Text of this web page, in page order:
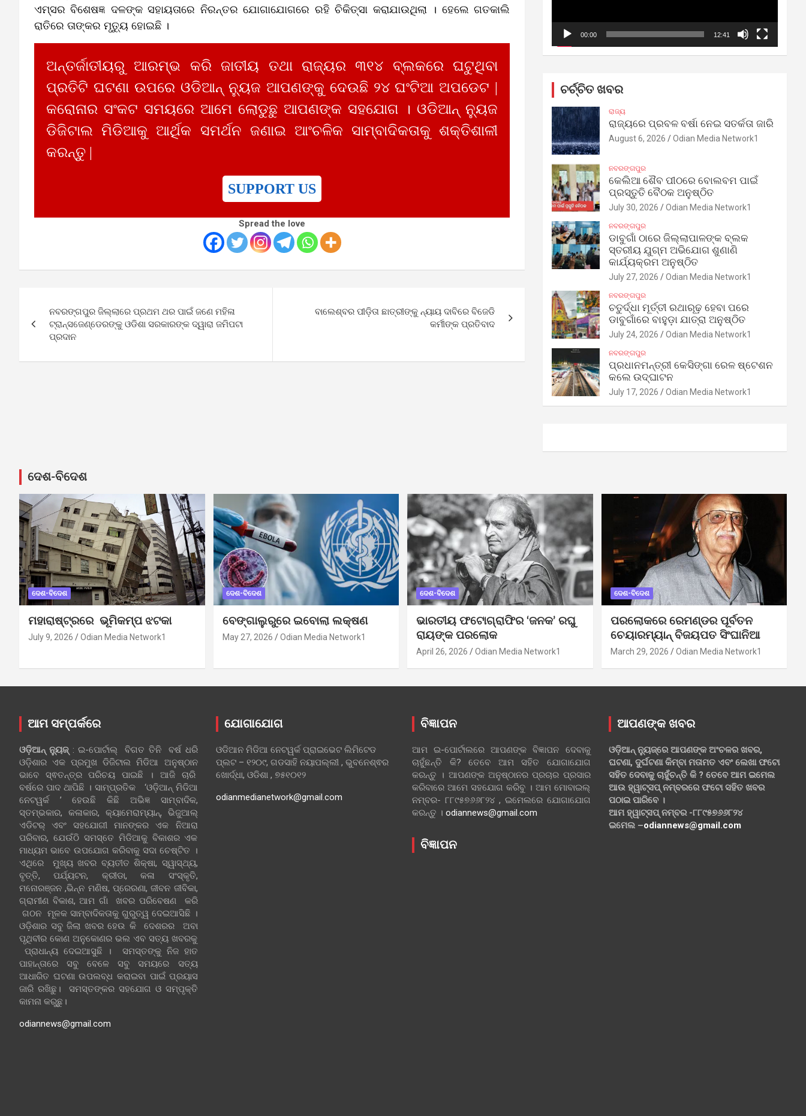
ଏମ୍ସର ବିଶେଷଜ୍ଞ ଦଳଙ୍କ ସହାୟତାରେ ନିରନ୍ତର ଯୋଗାଯୋଗରେ ରହି ଚିକିତ୍ସା କରାଯାଉଥିଲା । ହେଲେ ଗତକାଲି
ରାତିରେ ତାଙ୍କର ମୃତ୍ୟୁ ହୋଇଛି ।
ଅନ୍ତର୍ଜାତୀୟରୁ ଆରମ୍ଭ କରି ଜାତୀୟ ତଥା ରାଜ୍ୟର ୩୧୪ ବ୍ଲକରେ ଘଟୁଥିବା
ପ୍ରତିଟି ଘଟଣା ଉପରେ ଓଡିଆନ୍ ନ୍ୟୁଜ ଆପଣଙ୍କୁ ଦେଉଛି ୨୪ ଘଂଟିଆ ଅପଡେଟ |
କରୋନାର ସଂକଟ ସମୟରେ ଆମେ ଲୋଡୁଛୁ ଆପଣଙ୍କ ସହଯୋଗ । ଓଡିଆନ୍ ନ୍ୟୁଜ
ଡିଜିଟାଲ ମିଡିଆକୁ ଆର୍ଥିକ ସମର୍ଥନ ଜଣାଇ ଆଂଚଳିକ ସାମ୍ବାଦିକତାକୁ ଶକ୍ତିଶାଳୀ
କରନ୍ତୁ |
SUPPORT US
Spread the love
navigation
ନବରଙ୍ଗପୁର ଜିଲ୍ଲାରେ ପ୍ରଥମ ଥର ପାଇଁ ଜଣେ ମହିଳା
ଟ୍ରାନ୍ସଜେଣ୍ଡେରଙ୍କୁ ଓଡିଶା ସରକାରଙ୍କ ଦ୍ୱାରା ଜମିପଟା
ପ୍ରଦାନ
ବାଲେଶ୍ବର ପୀଡ଼ିତା ଛାତ୍ରୀଙ୍କୁ ନ୍ୟାୟ ଦାବିରେ ବିଜେଡି
କର୍ମୀଙ୍କ ପ୍ରତିବାଦ
00:00 12:41
ଚର୍ଚ୍ଚିତ ଖବର
ରାଜ୍ୟ
ରାଜ୍ୟରେ ପ୍ରବଳ ବର୍ଷା ନେଇ ସତର୍କତା ଜାରି
August 6, 2026 Odian Media Network1
ନବରଙ୍ଗପୁର
କେଲିଆ ଶୈବ ପୀଠରେ ବୋଲବମ ପାଇଁ
ପ୍ରସ୍ତୁତି ବୈଠକ ଅନୁଷ୍ଠିତ
July 30, 2026 Odian Media Network1
ନବରଙ୍ଗପୁର
ଡାବୁଗାଁ ଠାରେ ଜିଲ୍ଲାପାଳଙ୍କ ବ୍ଲକ
ସ୍ତରୀୟ ଯୁଗ୍ମ ଅଭିଯୋଗ ଶୁଣାଣି
କାର୍ଯ୍ୟକ୍ରମ ଅନୁଷ୍ଠିତ
July 27, 2026 Odian Media Network1
ନବରଙ୍ଗପୁର
ଚତୁର୍ଦ୍ଧା ମୂର୍ତ୍ତୀ ରଥାରୂଢ଼ ହେବା ପରେ
ଡାବୁଗାଁରେ ବାହୁଡ଼ା ଯାତ୍ରା ଅନୁଷ୍ଠିତ
July 24, 2026 Odian Media Network1
ନବରଙ୍ଗପୁର
ପ୍ରଧାନମନ୍ତ୍ରୀ କେସିଙ୍ଗା ରେଳ ଷ୍ଟେଶନ
କଲେ ଉଦ୍‌ଘାଟନ
July 17, 2026 Odian Media Network1
ଦେଶ-ବିଦେଶ
ଦେଶ-ବିଦେଶ
ମହାରାଷ୍ଟ୍ରରେ ଭୂମିକମ୍ପ ଝଟକା
July 9, 2026 Odian Media Network1
ଦେଶ-ବିଦେଶ
ବେଙ୍ଗାଲୁରୁରେ ଇବୋଲା ଲକ୍ଷଣ
May 27, 2026 Odian Media Network1
ଦେଶ-ବିଦେଶ
ଭାରତୀୟ ଫଟୋଗ୍ରାଫିର ‘ଜନକ’ ରଘୁ
ରାୟଙ୍କ ପରଲୋକ
April 26, 2026 Odian Media Network1
ଦେଶ-ବିଦେଶ
ପରଲୋକରେ ରେମଣ୍ଡର ପୂର୍ବତନ
ଚେୟାରମ୍ୟାନ୍ ବିଜୟପତ ସିଂଘାନିଆ
March 29, 2026 Odian Media Network1
ଆମ ସମ୍ପର୍କରେ
ଓଡ଼ିଆନ୍‍ ନ୍ୟୁଜ୍‍: ଇ-ପୋର୍ଟାଲ୍ ବିଗତ ତିନି ବର୍ଷ ଧରି
ଓଡ଼ିଶାର ଏକ ପ୍ରମୁଖ ଡିଜିଟାଲ ମିଡିଆ ଅନୁଷ୍ଠାନ
ଭାବେ ସ୍ଵତନ୍ତ୍ର ପରିଚୟ ପାଇଛି । ଆଜି ଚାରି
ବର୍ଷରେ ପାଦ ଥାପିଛି । ସାମ୍ପ୍ରତିକ ‘ଓଡ଼ିଆନ୍‍ ମିଡିଆ
ନେଟୱର୍କ ’ ହେଉଛି କିଛି ଅଭିଜ୍ଞ ସାମ୍ବାଦିକ,
ସ୍ତମ୍ଭକାର, କଳାକାର, କ୍ୟାମେରାମ୍ୟାନ୍, ଭିଜୁଆଲ୍
ଏଡିଟର୍ ଏବଂ ସହଯୋଗୀ ମାନଙ୍କର ଏକ ନିଆରା
ପରିବାର, ଯେଉଁଠି ସମସ୍ତେ ମିଡିଆକୁ ବିକାଶର ଏକ
ମାଧ୍ୟମ ଭାବେ ଉପଯୋଗ କରିବାକୁ ସଦା ଚେଷ୍ଟିତ ।
ଏଥିରେ ମୁଖ୍ୟ ଖବର ବ୍ୟତୀତ ଶିକ୍ଷା, ସ୍ୱାସ୍ଥ୍ୟ,
ବୃତ୍ତି, ପର୍ଯ୍ୟଟନ, କ୍ରୀଡା, କଳା ସଂସ୍କୃତି,
ମନୋରଞ୍ଜନ ,ଭିନ୍ନ ମଣିଷ, ପ୍ରେରଣା, ଜୀବନ ଜୀବିକା,
ଗ୍ରାମୀଣ ବିକାଶ, ଆମ ଗାଁ ଖବର ପରିବେଷଣ କରି
ଗଠନ ମୂଳକ ସାମ୍ବାଦିକତାକୁ ଗୁରୁତ୍ୱ ଦେଇଆସିଛି ।
ଓଡ଼ିଶାର ସବୁ ଜିଲା ଖବର ହେଉ କି ଦେଶରର ଅବା
ପୃଥିବୀର କୋଣ ଅନୁକୋଣର ଭଲ ଏବ ସତ୍ୟ ଖବରକୁ
ପ୍ରାଧାନ୍ୟ ଦେଇଆସୁଛି । ସମସ୍ତଙ୍କୁ ନିଜ ହାତ
ପାହାନ୍ତାରେ ସବୁ ବେଳେ ସବୁ ସମୟରେ ସତ୍ୟ
ଆଧାରିତ ଘଟଣା ଉପଲବ୍ଧ କରାଇବା ପାଇଁ ପ୍ରୟାସ
ଜାରି ରଖିଛୁ। ସମସ୍ତଙ୍କର ସହଯୋଗ ଓ ସମ୍ପୃକ୍ତି
କାମନା କରୁଛୁ।
odiannews@gmail.com
ଯୋଗାଯୋଗ
ଓଡିଆନ ମିଡିଆ ନେଟୱର୍କ ପ୍ରାଇଭେଟ ଲିମିଟେଡ
ପ୍ଲଟ – ୧୨୦୯, ଗଡସାହି ନୟାପଲ୍ଲୀ , ଭୁବନେଶ୍ଵର
ଖୋର୍ଦ୍ଧା, ଓଡିଶା , ୭୫୧୦୧୨
odianmedianetwork@gmail.com
ବିଜ୍ଞାପନ
ଆମ ଇ-ପୋର୍ଟାଲରେ ଆପଣଙ୍କ ବିଜ୍ଞାପନ ଦେବାକୁ
ଚାହୁଁଛନ୍ତି କି? ତେବେ ଆମ ସହିତ ଯୋଗାଯୋଗ
କରନ୍ତୁ । ଆପଣଙ୍କ ଅନୁଷ୍ଠାନର ପ୍ରଚାର ପ୍ରସାର
କରିବାରେ ଆମେ ସହଯୋଗ କରିବୁ । ଆମ ମୋବାଇଲ୍
ନମ୍ବର- ୮୮୯୫୭୬୬୮୨୪ , ଇମେଲରେ ଯୋଗାଯୋଗ
କରନ୍ତୁ । odiannews@gmail.com
ବିଜ୍ଞାପନ
ଆପଣଙ୍କ ଖବର
ଓଡ଼ିଆନ୍ ନ୍ୟୁଜ୍‌ରେ ଆପଣଙ୍କ ଅଂଚଳର ଖବର,
ଘଟଣା, ଦୁର୍ଘଟଣା କିମ୍ବା ମତାମତ ଏବଂ ଲେଖା ଫଟୋ
ସହିତ ଦେବାକୁ ଚାହୁଁଚନ୍ତି କି ? ତେବେ ଆମ ଇମେଲ
ଆଉ ହ୍ୱାଟ୍‌ସପ୍ ନମ୍ବରରେ ଫଟୋ ସହିତ ଖବର
ପଠାଇ ପାରିବେ ।
ଆମ ହ୍ୱାଟ୍‌ସପ୍ ନମ୍ବର -୮୮୯୫୭୬୬୮୨୪
ଇମେଲ –odiannews@gmail.com